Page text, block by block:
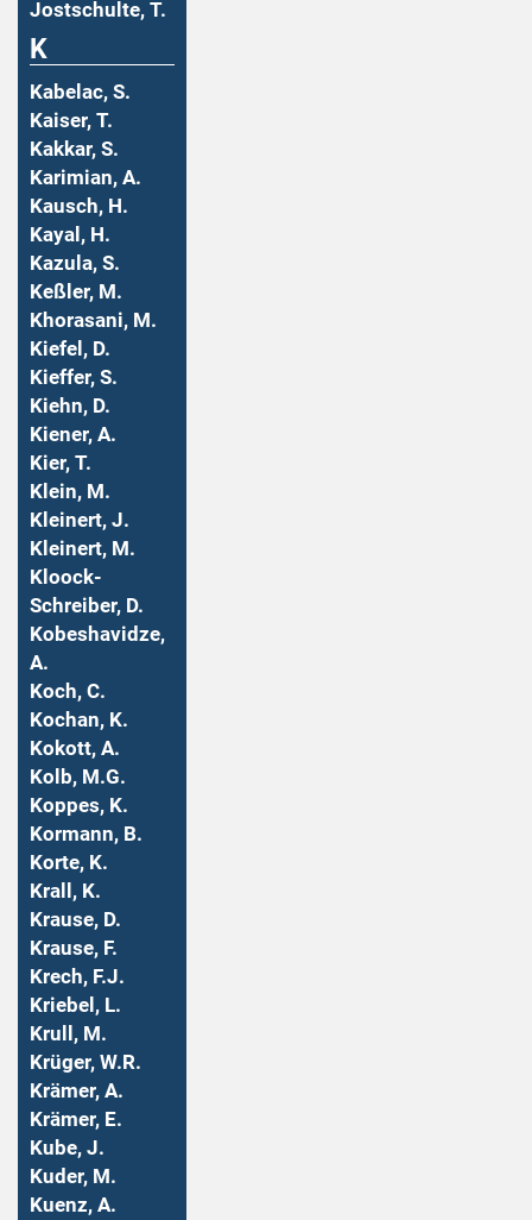
Jostschulte, T.
K
Kabelac, S.
Kaiser, T.
Kakkar, S.
Karimian, A.
Kausch, H.
Kayal, H.
Kazula, S.
Keßler, M.
Khorasani, M.
Kiefel, D.
Kieffer, S.
Kiehn, D.
Kiener, A.
Kier, T.
Klein, M.
Kleinert, J.
Kleinert, M.
Kloock-
Schreiber, D.
Kobeshavidze,
A.
Koch, C.
Kochan, K.
Kokott, A.
Kolb, M.G.
Koppes, K.
Kormann, B.
Korte, K.
Krall, K.
Krause, D.
Krause, F.
Krech, F.J.
Kriebel, L.
Krull, M.
Krüger, W.R.
Krämer, A.
Krämer, E.
Kube, J.
Kuder, M.
Kuenz, A.